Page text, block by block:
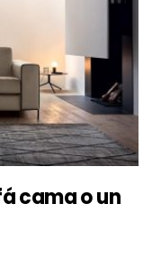
cama o un